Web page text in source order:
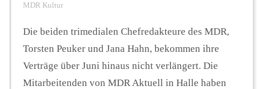
MDR Kultur
Die beiden trimedialen Chefredakteure des MDR,
Torsten Peuker und Jana Hahn, bekommen ihre
Verträge über Juni hinaus nicht verlängert. Die
Mitarbeitenden von MDR Aktuell in Halle haben